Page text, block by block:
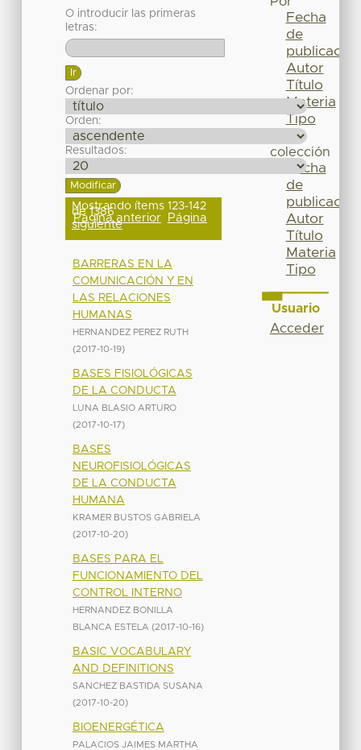
O introducir las primeras
letras:
Ordenar por:
Orden:
Resultados:
Mostrando ítems 123-142
de 1386
Página anterior Página
siguiente
BARRERAS EN LA
COMUNICACIÓN Y EN
LAS RELACIONES
HUMANAS
HERNANDEZ PEREZ RUTH
(2017-10-19)
BASES FISIOLÓGICAS
DE LA CONDUCTA
LUNA BLASIO ARTURO
(2017-10-17)
BASES
NEUROFISIOLÓGICAS
DE LA CONDUCTA
HUMANA
KRAMER BUSTOS GABRIELA
(2017-10-20)
BASES PARA EL
FUNCIONAMIENTO DEL
CONTROL INTERNO
HERNANDEZ BONILLA
BLANCA ESTELA (2017-10-16)
BASIC VOCABULARY
AND DEFINITIONS
SANCHEZ BASTIDA SUSANA
(2017-10-20)
BIOENERGÉTICA
PALACIOS JAIMES MARTHA
Fecha
de
publicación
Autor
Título
Materia
Tipo
colección
Fecha
de
publicación
Autor
Título
Materia
Tipo
Usuario
Acceder